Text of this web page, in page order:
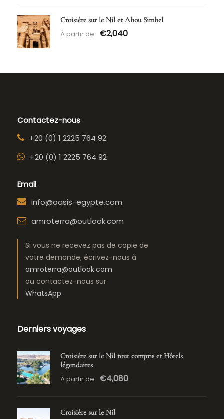
Croisière sur le Nil et Abou Simbel
À partir de €2,040
Contactez-nous
+20 (0) 1 2225 764 92
+20 (0) 1 2225 764 92
Email
info@oasis-egypte.com
amroterra@outlook.com
Si vous ne recevez pas de copie de
votre demande, écrivez-nous à
amroterra@outlook.com
ou contactez-nous sur
WhatsApp.
Derniers voyages
Croisière sur le Nil tout compris et Hôtels
légendaires
À partir de €4,080
Croisière sur le Nil